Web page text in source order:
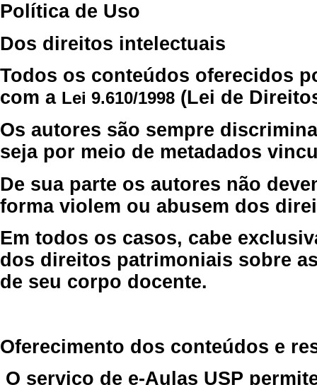
Política de Uso
Dos direitos intelectuais
Todos os conteúdos oferecidos
com a Lei 9.610/1998 (Lei de
Os autores são sempre
seja por meio de metadados
De sua parte os autores não
forma violem ou abusem dos
Em todos os casos, cabe
dos direitos patrimoniais sobre
de seu corpo docente.
Oferecimento dos conteúdos e
O serviço de e-Aulas USP